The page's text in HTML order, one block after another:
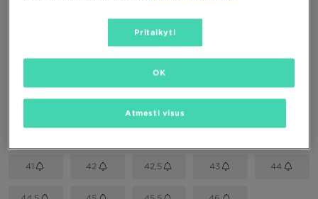
Spalva
Pasirink dydį
EU US
41 42 42,5 43 44
Pritaikyti
Atmesti visus
OK